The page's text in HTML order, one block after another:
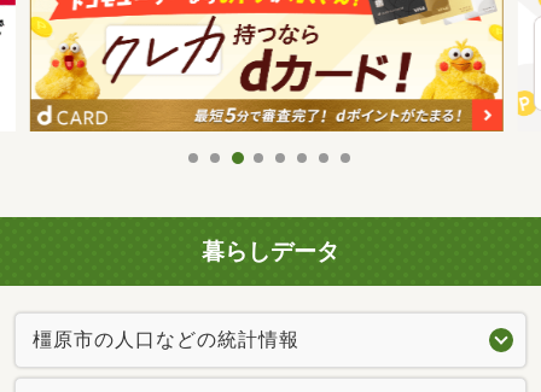
暮らしデータ
橿原市の人口などの統計情報